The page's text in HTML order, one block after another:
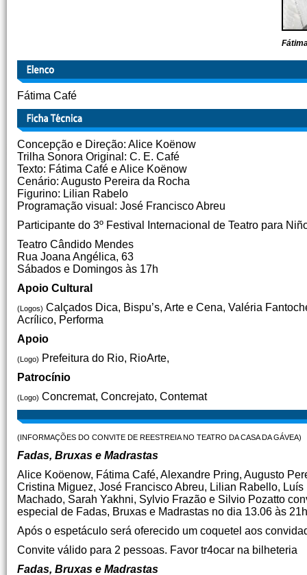
Fátima Café
Concepção e Direção: Alice Koënow
Trilha Sonora Original: C. E. Café
Texto: Fátima Café e Alice Koënow
Cenário: Augusto Pereira da Rocha
Figurino: Lilian Rabelo
Programação visual: José Francisco Abreu
Participante do 3º Festival Internacional de Teatro para
Teatro Cândido Mendes
Rua Joana Angélica, 63
Sábados e Domingos às 17h
Apoio Cultural
(Logos) Calçados Dica, Bispu’s, Arte e Cena, Valéria
Acrílico, Performa
Apoio
(Logo) Prefeitura do Rio, RioArte,
Patrocínio
(Logo) Concremat, Concrejato, Contemat
(INFORMAÇÕES DO CONVITE DE REESTREIA NO TEATRO DA CASA DA GÁVEA)
Fadas, Bruxas e Madrastas
Alice Koöenow, Fátima Café, Alexandre Pring, Augusto
Cristina Miguez, José Francisco Abreu, Lilian Rabello,
Machado, Sarah Yakhni, Sylvio Frazão e Silvio Pozatto
especial de Fadas, Bruxas e Madrastas no dia 13.06 às
Após o espetáculo será oferecido um coquetel aos
Convite válido para 2 pessoas. Favor tr4ocar na bilheteria
Fadas, Bruxas e Madrastas